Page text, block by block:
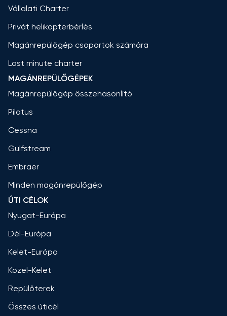
Vállalati Charter
Privát helikopterbérlés
Magánrepülőgép csoportok számára
Last minute charter
MAGÁNREPÜLŐGÉPEK
Magánrepülőgép összehasonlító
Pilatus
Cessna
Gulfstream
Embraer
Minden magánrepülőgép
ÚTI CÉLOK
Nyugat-Európa
Dél-Európa
Kelet-Európa
Közel-Kelet
Repülőterek
Összes úticél